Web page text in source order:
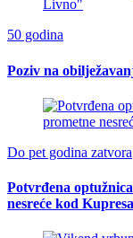
50 godina
Poziv na
Do pet godina zatvora
Potvrđena
nesreće kod